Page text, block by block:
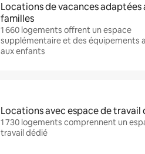
Locations de vacances adaptées
familles
1 660 logements offrent un espace
supplémentaire et des équipements
aux enfants
Locations avec espace de travail
1 730 logements comprennent un
travail dédié